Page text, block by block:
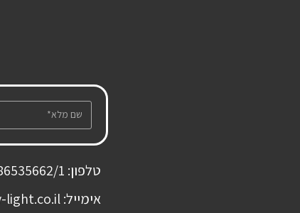
טלפון: 086535662/1
אימייל: office@city-light.co.il